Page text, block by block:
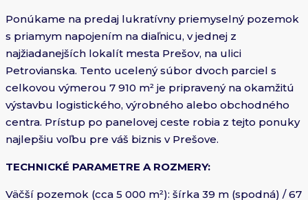
Ponúkame na predaj lukratívny priemyselný pozemok
s priamym napojením na diaľnicu, v jednej z
najžiadanejších lokalít mesta Prešov, na ulici
Petrovianska. Tento ucelený súbor dvoch parciel s
celkovou výmerou 7 910 m² je pripravený na okamžitú
výstavbu logistického, výrobného alebo obchodného
centra. Prístup po panelovej ceste robia z tejto ponuky
najlepšiu voľbu pre váš biznis v Prešove.
TECHNICKÉ PARAMETRE A ROZMERY:
Väčší pozemok (cca 5 000 m²): šírka 39 m (spodná) / 67